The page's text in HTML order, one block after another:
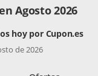
Agosto 2026
hoy por Cupon.es
de 2026